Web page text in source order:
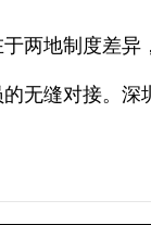
两地制度差
无缝对接。